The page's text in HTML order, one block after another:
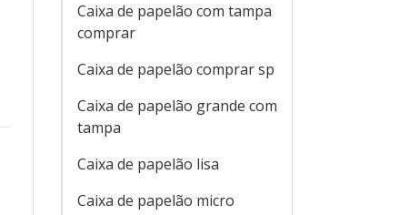
Caixa de papelão com tampa
comprar
Caixa de papelão comprar sp
Caixa de papelão grande com
tampa
Caixa de papelão lisa
Caixa de papelão micro